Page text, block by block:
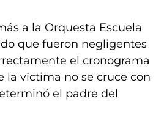
a la Orquesta Escuela
que fueron negligentes
el cronograma
la víctima no se cruce con
el padre del